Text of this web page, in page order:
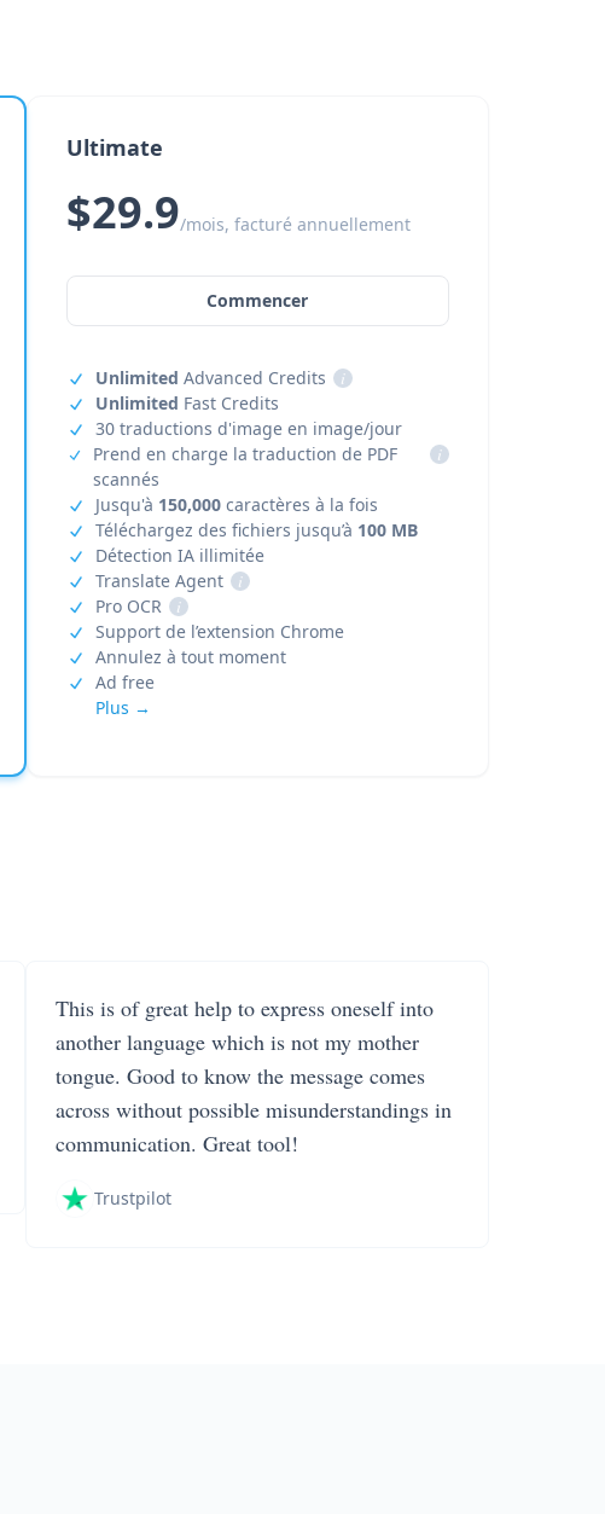
Ultimate
$29.9/mois, facturé annuellement
Commencer
Unlimited Advanced Credits
i
Unlimited Fast Credits
30 traductions d'image en image/jour
Prend en charge la traduction de PDF
scannés
i
Jusqu'à 150,000caractères à la fois
Téléchargez des fichiers jusqu’à 100 MB
Détection IA illimitée
Translate Agent
i
Pro OCR
i
Support de l’extension Chrome
Annulez à tout moment
Ad free
Plus →
This is of great help to express oneself into
another language which is not my mother
tongue. Good to know the message comes
across without possible misunderstandings in
communication. Great tool!
Trustpilot